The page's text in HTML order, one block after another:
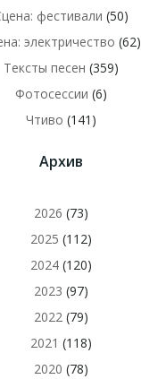
фестивали (50)
электричество (62)
Тексты песен (359)
Фотосессии (6)
Чтиво (141)
Архив
2026 (73)
2025 (112)
2024(120)
2023 (97)
2022(79)
2021 (118)
2020 (78)